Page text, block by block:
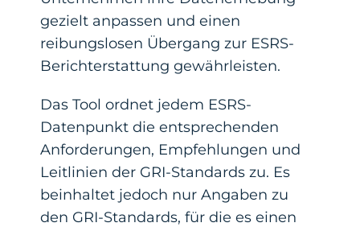
gezielt anpassen und einen
reibungslosen Übergang zur ESRS-
Berichterstattung gewährleisten.
Das Tool ordnet jedem ESRS-
Datenpunkt die entsprechenden
Anforderungen, Empfehlungen und
Leitlinien der GRI-Standards zu. Es
beinhaltet jedoch nur Angaben zu
den GRI-Standards, für die es einen